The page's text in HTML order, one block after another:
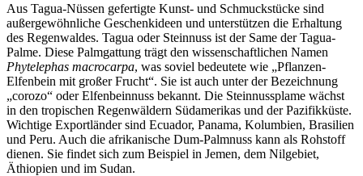
Aus Tagua-Nüssen gefertigte Kunst- und Schmuckstücke sind
außergewöhnliche Geschenkideen und unterstützen die Erhaltung
des Regenwaldes. Tagua oder Steinnuss ist der Same der Tagua-
Palme. Diese Palmgattung trägt den wissenschaftlichen Namen
Phytelephas macrocarpa, was soviel bedeutete wie „Pflanzen-
Elfenbein mit großer Frucht“. Sie ist auch unter der Bezeichnung
„corozo“ oder Elfenbeinnuss bekannt. Die Steinnussplame wächst
in den tropischen Regenwäldern Südamerikas und der Pazifikküste.
Wichtige Exportländer sind Ecuador, Panama, Kolumbien, Brasilien
und Peru. Auch die afrikanische Dum-Palmnuss kann als Rohstoff
dienen. Sie findet sich zum Beispiel in Jemen, dem Nilgebiet,
Äthiopien und im Sudan.